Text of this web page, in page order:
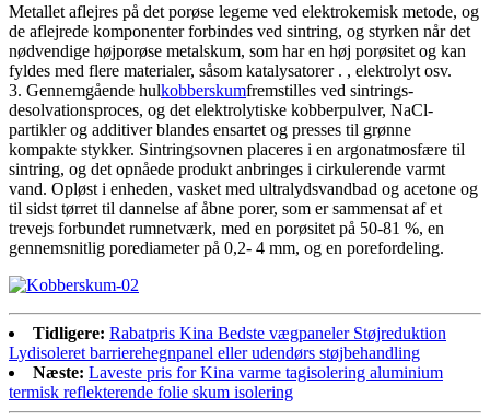
Metallet aflejres på det porøse legeme ved elektrokemisk metode, og
de aflejrede komponenter forbindes ved sintring, og styrken når det
nødvendige højporøse metalskum, som har en høj porøsitet og kan
fyldes med flere materialer, såsom katalysatorer . , elektrolyt osv.
3. Gennemgående hulkobberskumfremstilles ved sintrings-
desolvationsproces, og det elektrolytiske kobberpulver, NaCl-
partikler og additiver blandes ensartet og presses til grønne
kompakte stykker. Sintringsovnen placeres i en argonatmosfære til
sintring, og det opnåede produkt anbringes i cirkulerende varmt
vand. Opløst i enheden, vasket med ultralydsvandbad og acetone og
til sidst tørret til dannelse af åbne porer, som er sammensat af et
trevejs forbundet rumnetværk, med en porøsitet på 50-81 %, en
gennemsnitlig porediameter på 0,2- 4 mm, og en porefordeling.
Tidligere: Rabatpris Kina Bedste vægpaneler Støjreduktion
Lydisoleret barrierehegnpanel eller udendørs støjbehandling
Næste: Laveste pris for Kina varme tagisolering aluminium
termisk reflekterende folie skum isolering